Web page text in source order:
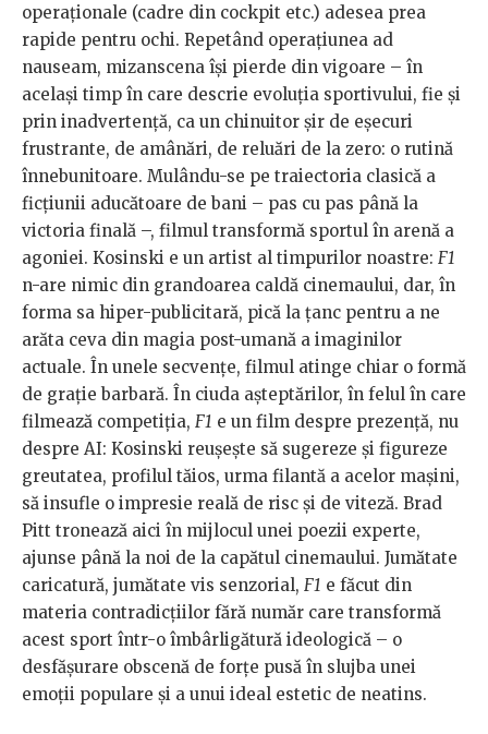
operaționale (cadre din cockpit etc.) adesea prea
rapide pentru ochi. Repetând operațiunea ad
nauseam, mizanscena își pierde din vigoare – în
același timp în care descrie evoluția sportivului, fie și
prin inadvertență, ca un chinuitor șir de eșecuri
frustrante, de amânări, de reluări de la zero: o rutină
înnebunitoare. Mulându-se pe traiectoria clasică a
ficțiunii aducătoare de bani – pas cu pas până la
victoria finală –, filmul transformă sportul în arenă a
agoniei. Kosinski e un artist al timpurilor noastre: F1
n-are nimic din grandoarea caldă cinemaului, dar, în
forma sa hiper-publicitară, pică la țanc pentru a ne
arăta ceva din magia post-umană a imaginilor
actuale. În unele secvențe, filmul atinge chiar o formă
de grație barbară. În ciuda așteptărilor, în felul în care
filmează competiția, F1 e un film despre prezență, nu
despre AI: Kosinski reușește să sugereze și figureze
greutatea, profilul tăios, urma filantă a acelor mașini,
să insufle o impresie reală de risc și de viteză. Brad
Pitt tronează aici în mijlocul unei poezii experte,
ajunse până la noi de la capătul cinemaului. Jumătate
caricatură, jumătate vis senzorial, F1 e făcut din
materia contradicțiilor fără număr care transformă
acest sport într-o îmbârligătură ideologică – o
desfășurare obscenă de forțe pusă în slujba unei
emoții populare și a unui ideal estetic de neatins.